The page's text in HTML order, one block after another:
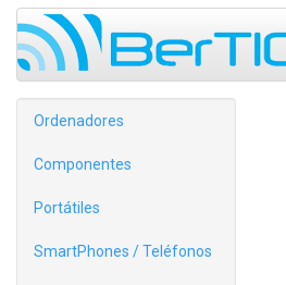
Ordenadores
Componentes
Portátiles
SmartPhones / Teléfonos